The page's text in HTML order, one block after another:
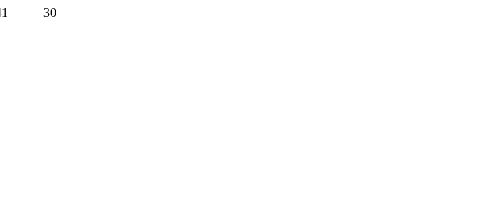
30